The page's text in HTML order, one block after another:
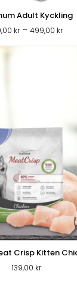
BIOTHANE
JACKOR
Adult Kyckling
kr – 499,00 kr
Crisp Kitten
139,00 kr